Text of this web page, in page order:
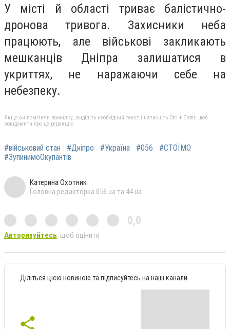
У місті й області триває балістично-
дронова тривога. Захисники неба
працюють, але військові закликають
мешканців Дніпра залишатися в
укриттях, не наражаючи себе на
небезпеку.
Якщо ви помітили помилку, виділіть необхідний текст і натисніть Ctrl + Enter, щоб
повідомити про це редакцію
#військовий стан #Дніпро #Україна #056
#СТОЇМО
#ЗупинимоОкупантів
Катерина Охотник
Головна редакторка 056.ua та 44.ua
0,0
Авторизуйтесь, щоб оцінити
Діліться цією новиною та підписуйтесь на наші канали